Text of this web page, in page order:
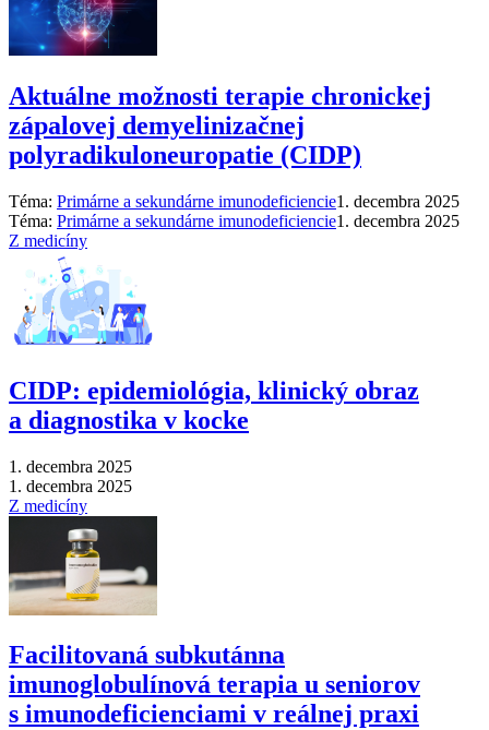
Aktuálne možnosti terapie chronickej
zápalovej demyelinizačnej
polyradikuloneuropatie (CIDP)
Téma: Primárne a sekundárne imunodeficiencie1. decembra 2025
Téma: Primárne a sekundárne imunodeficiencie1. decembra 2025
Z medicíny
CIDP: epidemiológia, klinický obraz
a diagnostika v kocke
1. decembra 2025
1. decembra 2025
Z medicíny
Facilitovaná subkutánna
imunoglobulínová terapia u seniorov
s imunodeficienciami v reálnej praxi